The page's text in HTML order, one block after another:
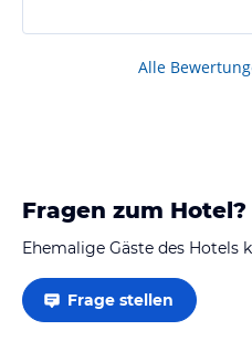
Alle
Fragen zum Hotel?
Ehemalige Gäste des Hotels
Frage stellen